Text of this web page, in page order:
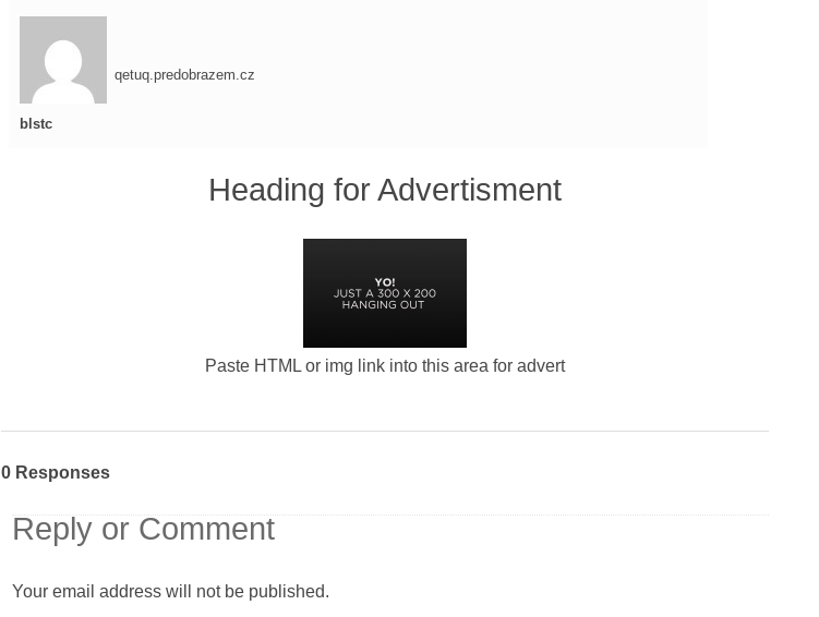
blstc
qetuq.predobrazem.cz
Heading for Advertisment
Paste HTML or img link into this area for advert
0 Responses
Reply or Comment
Your email address will not be published.